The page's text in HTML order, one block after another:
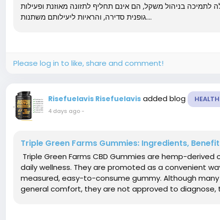
בניהול משקל, הם אינם תחליף לתזונה מאוזנת ופעילות
גופנית סדירה, והראיות ליעילותם משתנות....
Please log in to like, share and comment!
Risefuelavis Risefuelavis added blog HEALTH
4 days ago-
Triple Green Farms Gummies: Ingredients,
Triple Green Farms CBD Gummies are hemp-
daily wellness. They are promoted as a convenient
measured, easy-to-consume gummy. Although
general comfort, they are not approved to diagnose,